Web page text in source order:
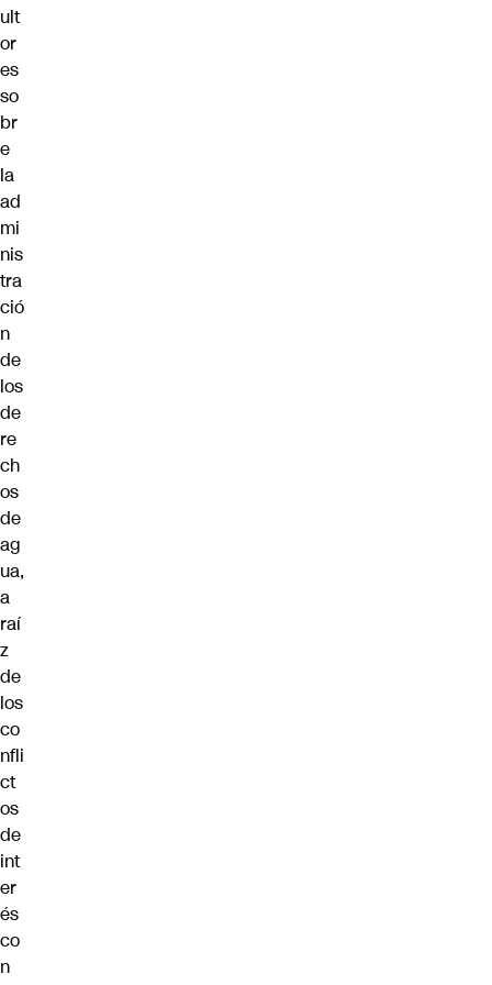
ult
or
es
so
br
e
la
ad
mi
nis
tra
ció
n
de
los
de
re
ch
os
de
ag
ua,
a
raí
z
de
los
co
nfli
ct
os
de
int
er
és
co
n